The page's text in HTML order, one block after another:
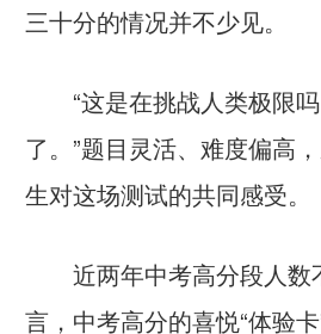
三十分的情况并不少见。
“这是在挑战人类极限吗
了。”题目灵活、难度偏高
生对这场测试的共同感受。
近两年中考高分段人数
言，中考高分的喜悦“体验